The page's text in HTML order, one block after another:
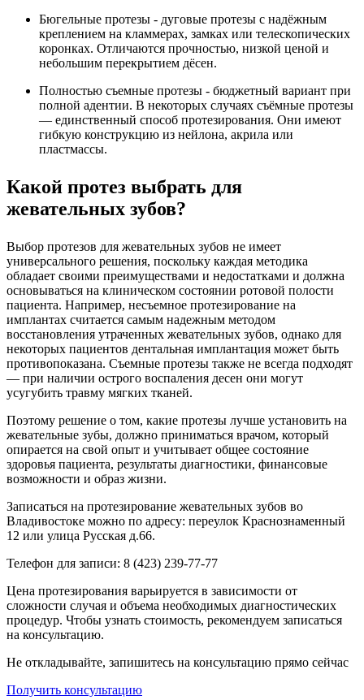
Бюгельные протезы - дуговые протезы с надёжным
креплением на кламмерах, замках или телескопических
коронках. Отличаются прочностью, низкой ценой и
небольшим перекрытием дёсен.
Полностью съемные протезы - бюджетный вариант при
полной адентии. В некоторых случаях съёмные протезы
— единственный способ протезирования. Они имеют
гибкую конструкцию из нейлона, акрила или
пластмассы.
Какой протез выбрать для
жевательных зубов?
Выбор протезов для жевательных зубов не имеет
универсального решения, поскольку каждая методика
обладает своими преимуществами и недостатками и должна
основываться на клиническом состоянии ротовой полости
пациента. Например, несъемное протезирование на
имплантах считается самым надежным методом
восстановления утраченных жевательных зубов, однако для
некоторых пациентов дентальная имплантация может быть
противопоказана. Съемные протезы также не всегда подходят
— при наличии острого воспаления десен они могут
усугубить травму мягких тканей.
Поэтому решение о том, какие протезы лучше установить на
жевательные зубы, должно приниматься врачом, который
опирается на свой опыт и учитывает общее состояние
здоровья пациента, результаты диагностики, финансовые
возможности и образ жизни.
Записаться на протезирование жевательных зубов во
Владивостоке можно по адресу: переулок Краснознаменный
12 или улица Русская д.66.
Телефон для записи: 8 (423) 239-77-77
Цена протезирования варьируется в зависимости от
сложности случая и объема необходимых диагностических
процедур. Чтобы узнать стоимость, рекомендуем записаться
на консультацию.
Не откладывайте, запишитесь на консультацию прямо сейчас
Получить консультацию